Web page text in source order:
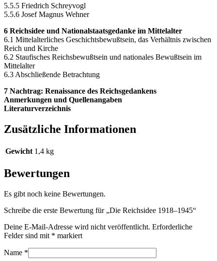
5.5.5 Friedrich Schreyvogl
5.5.6 Josef Magnus Wehner
6 Reichsidee und Nationalstaatsgedanke im Mittelalter
6.1 Mittelalterliches Geschichtsbewußtsein, das Verhältnis zwischen
Reich und Kirche
6.2 Staufisches Reichsbewußtsein und nationales Bewußtsein im
Mittelalter
6.3 Abschließende Betrachtung
7 Nachtrag: Renaissance des Reichsgedankens
Anmerkungen und Quellenangaben
Literaturverzeichnis
Zusätzliche Informationen
Gewicht 1,4 kg
Bewertungen
Es gibt noch keine Bewertungen.
Schreibe die erste Bewertung für „Die Reichsidee 1918–1945“
Deine E-Mail-Adresse wird nicht veröffentlicht. Erforderliche
Felder sind mit * markiert
Name *